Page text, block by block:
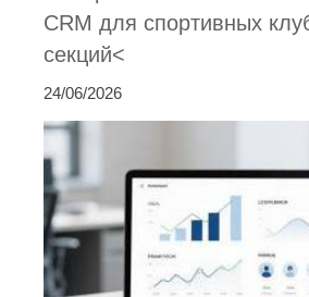
CRM для спортивных
секций<
24/06/2026